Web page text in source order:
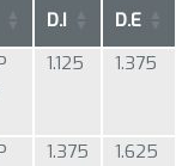
D.I
D.E
1.125 1.375
1.375 1.625